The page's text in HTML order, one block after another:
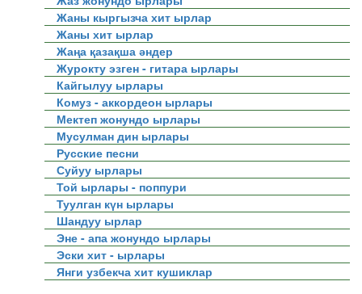
Жаны кыргызча хит ырлар
Жаны хит ырлар
Жаңа қазақша әндер
Журокту эзген - гитара ырлары
Кайгылуу ырлары
Комуз - аккордеон ырлары
Мектеп жонундо ырлары
Мусулман дин ырлары
Русские песни
Суйуу ырлары
Той ырлары - поппури
Туулган күн ырлары
Шандуу ырлар
Эне - апа жонундо ырлары
Эски хит - ырлары
Янги узбекча хит кушиклар